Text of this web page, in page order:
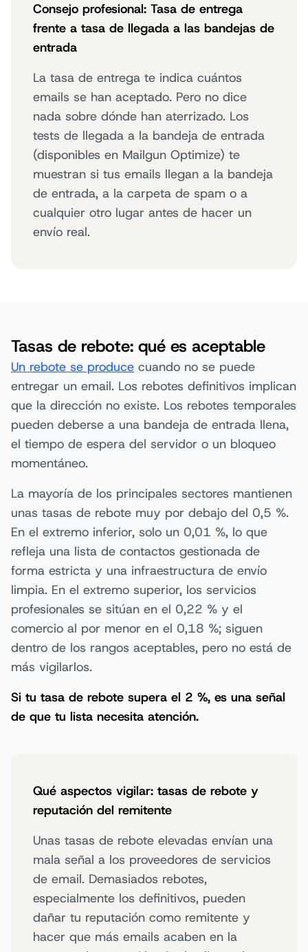
Consejo profesional: Tasa de entrega
frente a tasa de llegada a las bandejas de
entrada
La tasa de entrega te indica cuántos
emails se han aceptado. Pero no dice
nada sobre dónde han aterrizado. Los
tests de llegada a la bandeja de entrada
(disponibles en Mailgun Optimize) te
muestran si tus emails llegan a la bandeja
de entrada, a la carpeta de spam o a
cualquier otro lugar antes de hacer un
envío real.
Tasas de rebote: qué es aceptable
Un rebote se produce cuando no se puede
entregar un email. Los rebotes definitivos implican
que la dirección no existe. Los rebotes temporales
pueden deberse a una bandeja de entrada llena,
el tiempo de espera del servidor o un bloqueo
momentáneo.
La mayoría de los principales sectores mantienen
unas tasas de rebote muy por debajo del 0,5 %.
En el extremo inferior, solo un 0,01 %, lo que
refleja una lista de contactos gestionada de
forma estricta y una infraestructura de envío
limpia. En el extremo superior, los servicios
profesionales se sitúan en el 0,22 % y el
comercio al por menor en el 0,18 %; siguen
dentro de los rangos aceptables, pero no está de
más vigilarlos.
Si tu tasa de rebote supera el 2 %, es una señal
de que tu lista necesita atención.
Qué aspectos vigilar: tasas de rebote y
reputación del remitente
Unas tasas de rebote elevadas envían una
mala señal a los proveedores de servicios
de email. Demasiados rebotes,
especialmente los definitivos, pueden
dañar tu reputación como remitente y
hacer que más emails acaben en la